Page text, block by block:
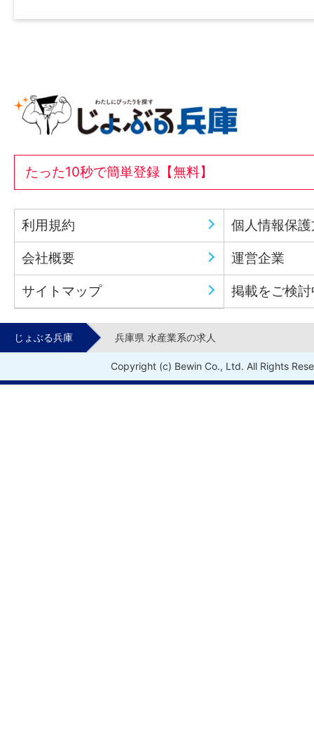
たった10秒で簡単登録【無料】
利用規約 個人情報保
会社概要 運営企業
サイトマップ 掲載をご検
じょぶる兵庫 兵庫県 水産業系の求人
Copyright (c) Bewin Co., Ltd. All Rights